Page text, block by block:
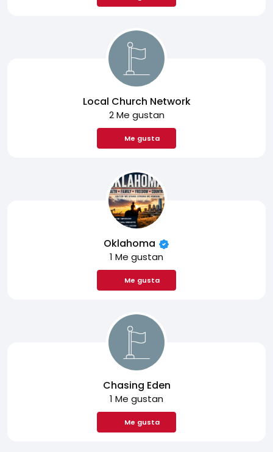
Local Church Network
2 Me gustan
Me gusta
Oklahoma
1 Me gustan
Me gusta
Chasing Eden
1 Me gustan
Me gusta